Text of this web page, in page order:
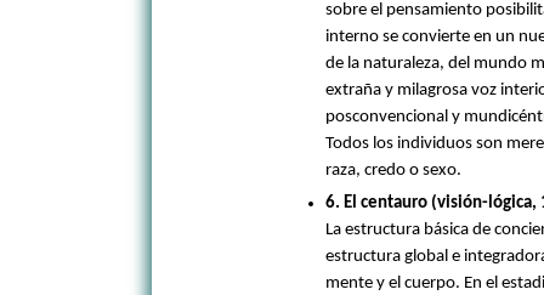
sobre el pensamiento
interno se convierte en un
de la naturaleza, del mundo
extraña y milagrosa voz
posconvencional y
Todos los individuos son
raza, credo o sexo.
6. El centauro (visión-lógica,
La estructura básica de
estructura global e
mente y el cuerpo. En el